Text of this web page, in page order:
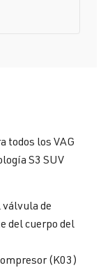
todos los VAG
S3 SUV
válvula de
del cuerpo del
(K03)